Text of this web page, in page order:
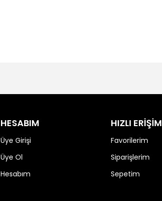
HESABIM
Üye Girişi
Üye Ol
Hesabım
HIZLI ERİŞİM
Favorilerim
Siparişlerim
Sepetim